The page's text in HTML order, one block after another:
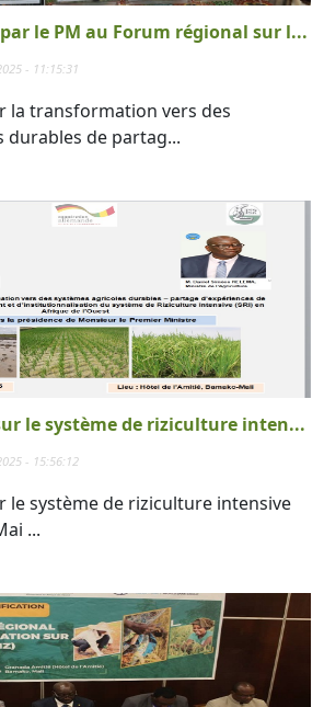
le PM au Forum régional sur l...
- 11:15:31
la transformation vers des
durables de partag...
le système de riziculture inten...
- 15:56:12
le système de riziculture intensive
...